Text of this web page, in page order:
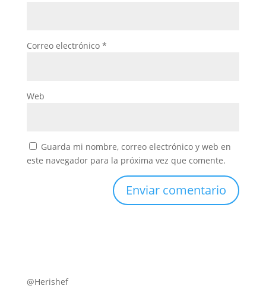
Correo electrónico *
Web
Guarda mi nombre, correo electrónico y web en
este navegador para la próxima vez que comente.
@Herishef